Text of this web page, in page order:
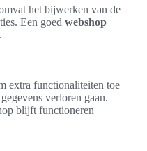
het bijwerken van de
Een goed webshop
extra functionaliteiten toe
verloren gaan.
blijft functioneren